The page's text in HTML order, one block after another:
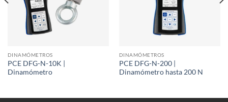
DINAMÓMETROS
PCE DFG-N-10K |
Dinamómetro
DINAMÓMETROS
PCE DFG-N-200 |
Dinamómetro hasta 200 N